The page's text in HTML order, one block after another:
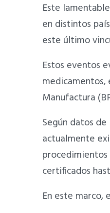
Este
en distintos
este último
Estos eventos
Manufactura
Según datos
actualmente
certificados
En este marco,